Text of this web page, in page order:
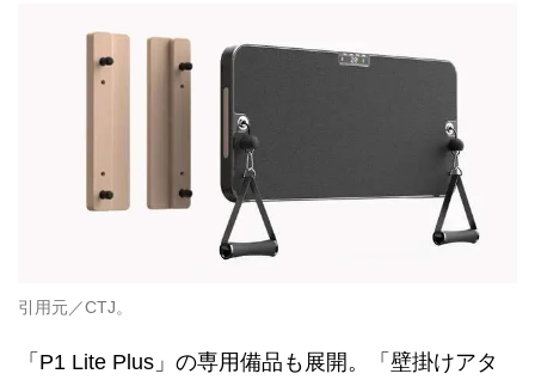
引用元／CTJ。
「P1 Lite Plus」の専用備品も展開。「壁掛けアタ